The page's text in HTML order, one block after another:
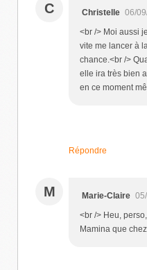
C Christelle 06/
<br /> Moi aussi
vite me lancer à
chance.<br />
elle ira très bien
en ce moment
Répondre
M Marie-Claire
<br /> Heu,
Mamina que